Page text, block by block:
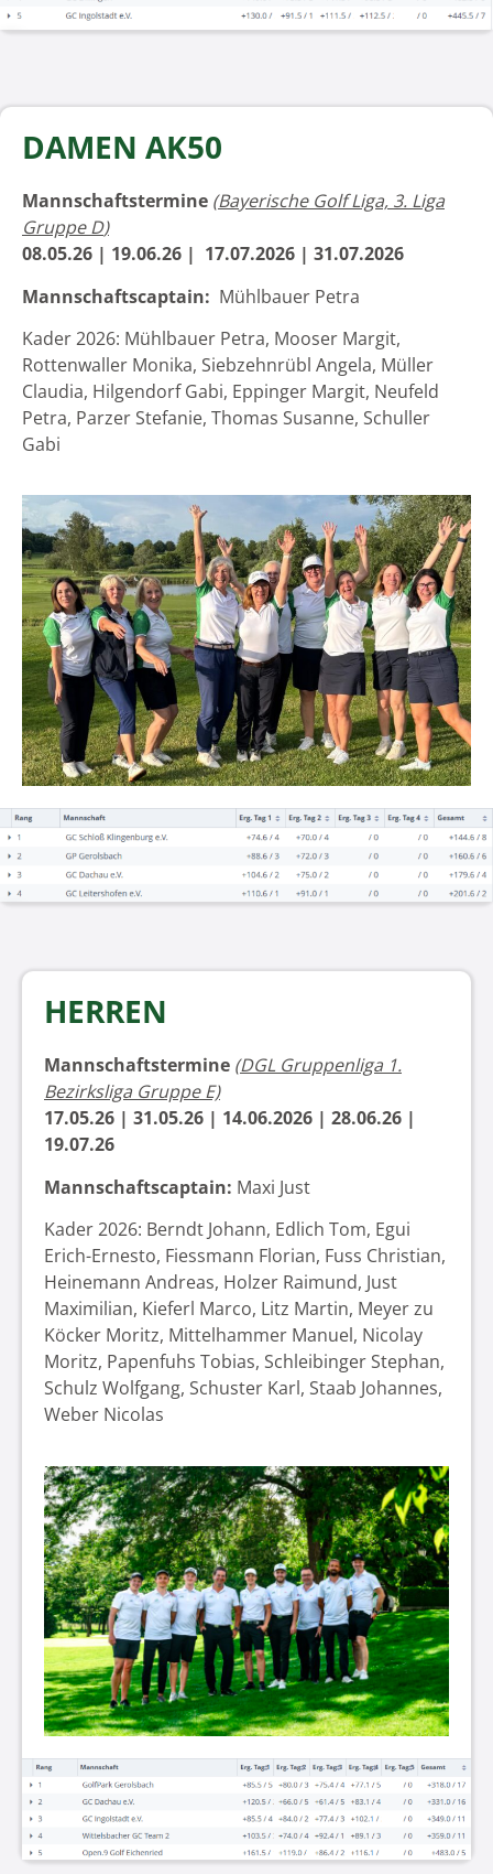
DAMEN AK50
Mannschaftstermine (Bayerische Golf Liga, 3. Liga
Gruppe D)
08.05.26 | 19.06.26 | 17.07.2026 | 31.07.2026
Mannschaftscaptain: Mühlbauer Petra
Kader 2026: Mühlbauer Petra, Mooser Margit,
Rottenwaller Monika, Siebzehnrübl Angela, Müller
Claudia, Hilgendorf Gabi, Eppinger Margit, Neufeld
Petra, Parzer Stefanie, Thomas Susanne, Schuller
Gabi
HERREN
Mannschaftstermine (DGL Gruppenliga 1.
Bezirksliga Gruppe E)
17.05.26 | 31.05.26 | 14.06.2026 | 28.06.26 |
19.07.26
Mannschaftscaptain: Maxi Just
Kader 2026: Berndt Johann, Edlich Tom, Egui
Erich-Ernesto, Fiessmann Florian, Fuss Christian,
Heinemann Andreas, Holzer Raimund, Just
Maximilian, Kieferl Marco, Litz Martin, Meyer zu
Köcker Moritz, Mittelhammer Manuel, Nicolay
Moritz, Papenfuhs Tobias, Schleibinger Stephan,
Schulz Wolfgang, Schuster Karl, Staab Johannes,
Weber Nicolas